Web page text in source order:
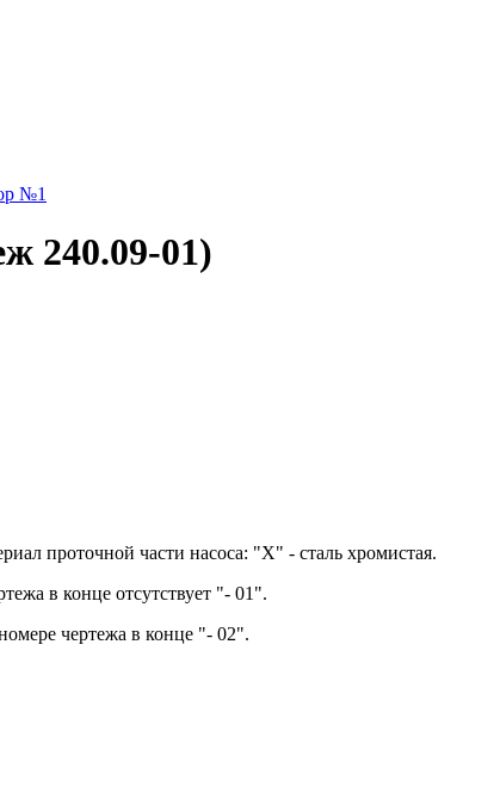
№1
240.09-01)
проточной части насоса: "Х" - сталь хромистая.
в конце отсутствует "- 01".
чертежа в конце "- 02".